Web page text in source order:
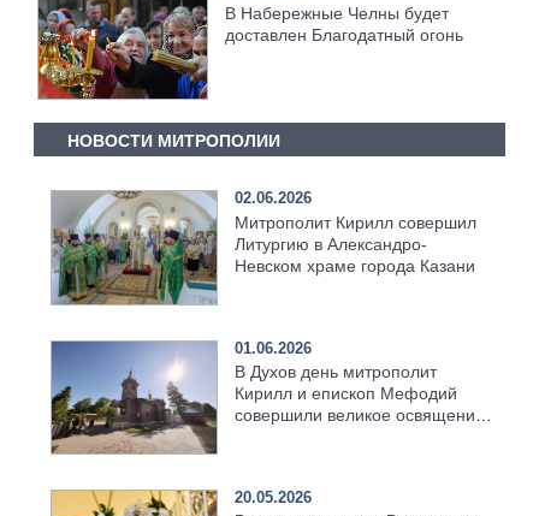
В Набережные Челны будет
доставлен Благодатный огонь
НОВОСТИ МИТРОПОЛИИ
02.06.2026
Митрополит Кирилл совершил
Литургию в Александро-
Невском храме города Казани
01.06.2026
В Духов день митрополит
Кирилл и епископ Мефодий
совершили великое освящение
20.05.2026